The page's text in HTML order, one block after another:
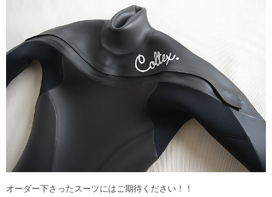
オーダー下さったスーツにはご期待ください！！